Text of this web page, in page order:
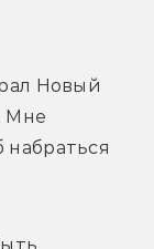
Новый
Мне
набраться